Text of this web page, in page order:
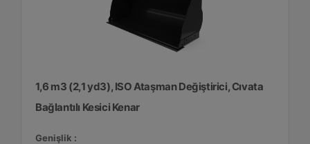
1,6 m3 (2,1 yd3), ISO Ataşman Değiştirici, Cıvata
Bağlantılı Kesici Kenar
Genişlik :